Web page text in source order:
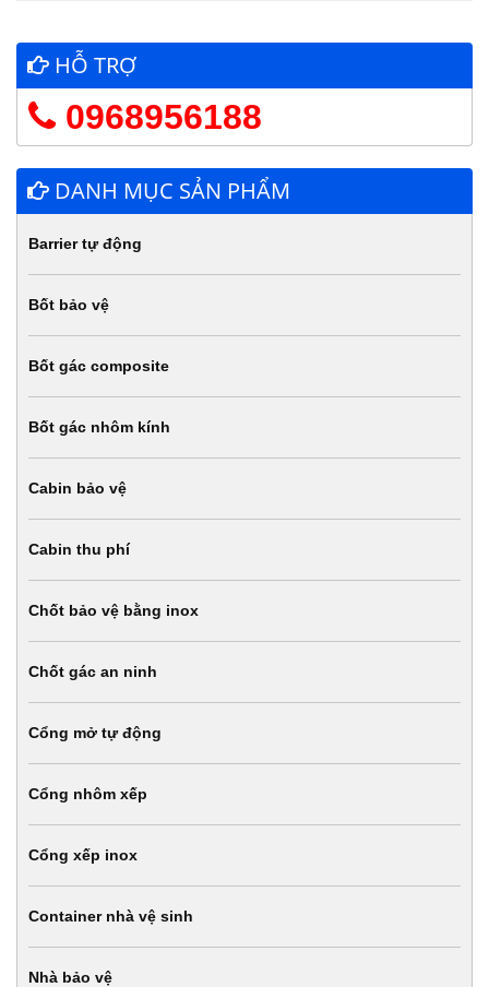
HỖ TRỢ
0968956188
DANH MỤC SẢN PHẨM
Barrier tự động
Bốt bảo vệ
Bốt gác composite
Bốt gác nhôm kính
Cabin bảo vệ
Cabin thu phí
Chốt bảo vệ bằng inox
Chốt gác an ninh
Cổng mở tự động
Cổng nhôm xếp
Cổng xếp inox
Container nhà vệ sinh
Nhà bảo vệ